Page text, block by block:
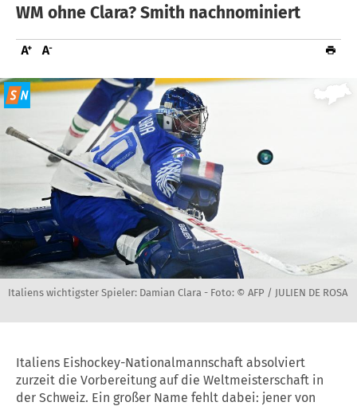
WM ohne Clara? Smith nachnominiert
Italiens wichtigster Spieler: Damian Clara - Foto: © AFP / JULIEN DE ROSA
Italiens Eishockey-Nationalmannschaft absolviert
zurzeit die Vorbereitung auf die Weltmeisterschaft in
der Schweiz. Ein großer Name fehlt dabei: jener von